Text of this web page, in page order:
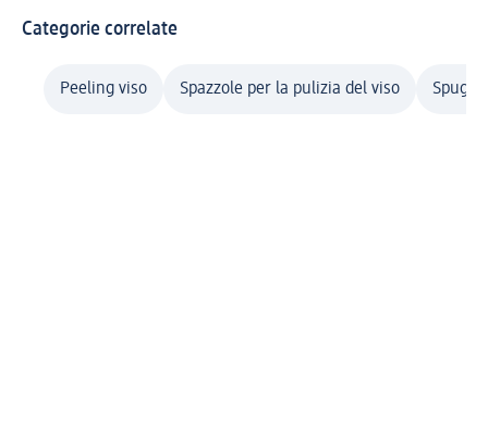
Categorie correlate
Peeling viso Spazzole per la pulizia del viso